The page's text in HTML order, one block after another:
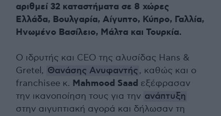
αριθμεί 32 καταστήματα σε 8 χώρες
Ελλάδα, Βουλγαρία, Αίγυπτο, Κύπρο, Γαλλία,
Ηνωμένο Βασίλειο, Μάλτα και Τουρκία.
Ο ιδρυτής και CEO της αλυσίδας Hans &
Gretel, Θανάσης Ανυφαντής, καθώς και ο
franchisee κ. Mahmood Saad εξέφρασαν
την ικανοποίηση τους για την ανάπτυξη
στην αιγυπτιακή αγορά και δήλωσαν τη